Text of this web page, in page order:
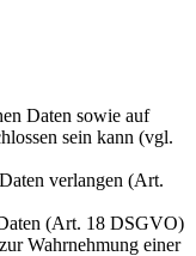
Daten sowie auf
sein kann (vgl.
verlangen (Art.
(Art. 18 DSGVO)
Wahrnehmung einer